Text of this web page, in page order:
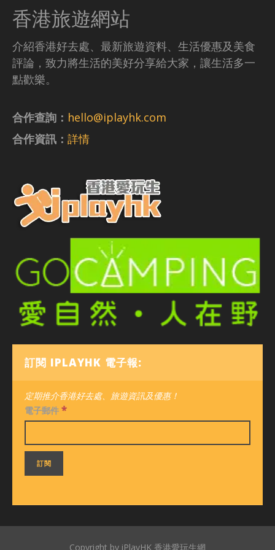
香港旅遊網站
介紹香港好去處、最新旅遊資料、生活優惠及美食
評論，致力將生活的美好分享給大家，讓生活多一
點歡樂。
合作查詢： hello@iplayhk.com
合作資訊： 詳情
訂閱 IPLAYHK 電子報:
定期推介香港好去處、旅遊資訊及優惠！
電子郵件 *
Copyright by iPlayHK 香港愛玩生網